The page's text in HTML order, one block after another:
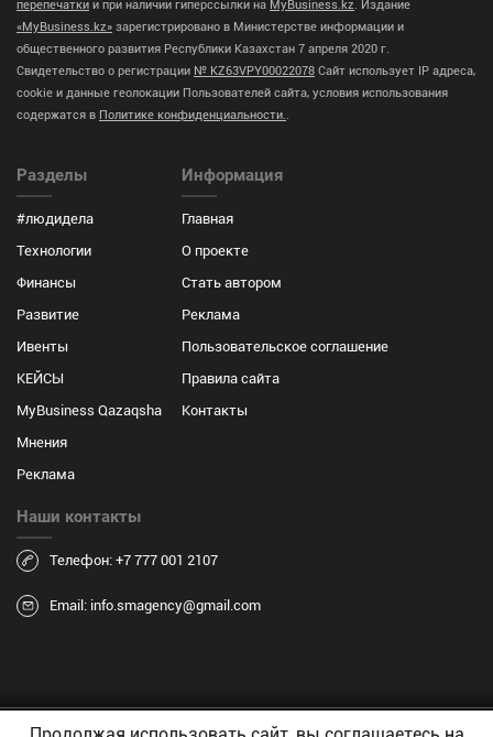
перепечатки и при наличии гиперссылки на MyBusiness.kz. Издание
«MyBusiness.kz» зарегистрировано в Министерстве информации и
общественного развития Республики Казахстан 7 апреля 2020 г.
Свидетельство о регистрации № KZ63VPY00022078 Сайт использует IP адреса,
cookie и данные геолокации Пользователей сайта, условия использования
содержатся в Политике конфиденциальности..
Разделы
#людидела
Технологии
Финансы
Развитие
Ивенты
КЕЙСЫ
MyBusiness Qazaqsha
Мнения
Реклама
Информация
Главная
О проекте
Стать автором
Реклама
Пользовательское соглашение
Правила сайта
Контакты
Наши контакты
Телефон: +7 777 001 2107
Email: info.smagency@gmail.com